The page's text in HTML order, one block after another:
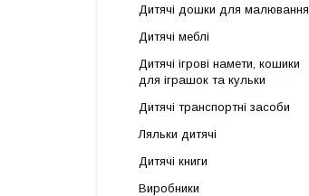
Дитячі дошки для малювання
Дитячі меблі
Дитячі ігрові намети, кошики
для іграшок та кульки
Дитячі транспортні засоби
Ляльки дитячі
Дитячі книги
Виробники